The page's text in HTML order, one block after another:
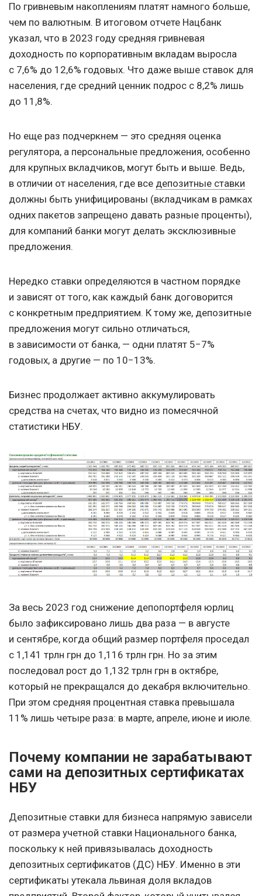
По гривневым накоплениям платят намного больше,
чем по валютным. В итоговом отчете Нацбанк
указал, что в 2023 году средняя гривневая
доходность по корпоративным вкладам выросла
с 7,6% до 12,6% годовых. Что даже выше ставок для
населения, где средний ценник подрос с 8,2% лишь
до 11,8%.
Но еще раз подчеркнем — это средняя оценка
регулятора, а персональные предложения, особенно
для крупных вкладчиков, могут быть и выше. Ведь,
в отличии от населения, где все депозитные ставки
должны быть унифицированы (вкладчикам в рамках
одних пакетов запрещено давать разные проценты),
для компаний банки могут делать эксклюзивные
предложения.
Нередко ставки определяются в частном порядке
и зависят от того, как каждый банк договорится
с конкретным предприятием. К тому же, депозитные
предложения могут сильно отличаться,
в зависимости от банка, — одни платят 5−7%
годовых, а другие — по 10−13%.
Бизнес продолжает активно аккумулировать
средства на счетах, что видно из помесячной
статистики НБУ.
За весь 2023 год снижение депопортфеля юрлиц
было зафиксировано лишь два раза — в августе
и сентябре, когда общий размер портфеля проседал
с 1,141 трлн грн до 1,116 трлн грн. Но за этим
последовал рост до 1,132 трлн грн в октябре,
который не прекращался до декабря включительно.
При этом средняя процентная ставка превышала
11% лишь четыре раза: в марте, апреле, июне и июле.
Почему компании не зарабатывают
сами на депозитных сертификатах
НБУ
Депозитные ставки для бизнеса напрямую зависели
от размера учетной ставки Национального банка,
поскольку к ней привязывалась доходность
депозитных сертификатов (ДС) НБУ. Именно в эти
сертификаты утекала львиная доля вкладов